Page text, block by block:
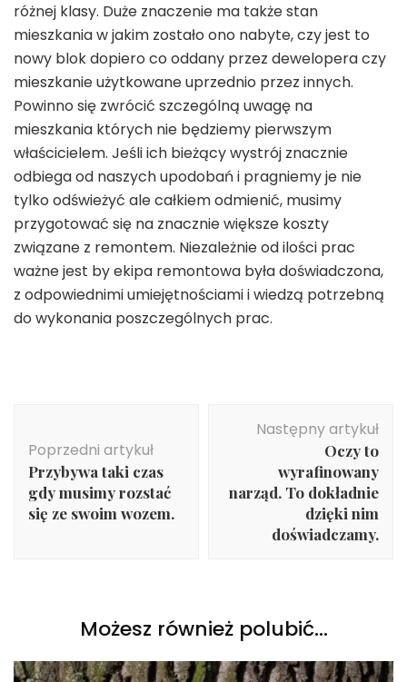
różnej klasy. Duże znaczenie ma także stan
mieszkania w jakim zostało ono nabyte, czy jest to
nowy blok dopiero co oddany przez dewelopera czy
mieszkanie użytkowane uprzednio przez innych.
Powinno się zwrócić szczególną uwagę na
mieszkania których nie będziemy pierwszym
właścicielem. Jeśli ich bieżący wystrój znacznie
odbiega od naszych upodobań i pragniemy je nie
tylko odświeżyć ale całkiem odmienić, musimy
przygotować się na znacznie większe koszty
związane z remontem. Niezależnie od ilości prac
ważne jest by ekipa remontowa była doświadczona,
z odpowiednimi umiejętnościami i wiedzą potrzebną
do wykonania poszczególnych prac.
wpisu
Poprzedni artykuł
Przybywa taki czas
gdy musimy rozstać
się ze swoim wozem.
Następny artykuł
Oczy to
wyrafinowany
narząd. To dokładnie
dzięki nim
doświadczamy.
Możesz również polubić…